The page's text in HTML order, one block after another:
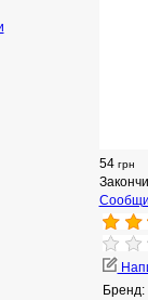
54 грн
Бренд: